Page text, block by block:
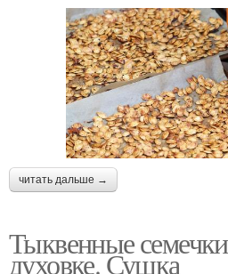
читать дальше →
Тыквенные
духовке. Сушка